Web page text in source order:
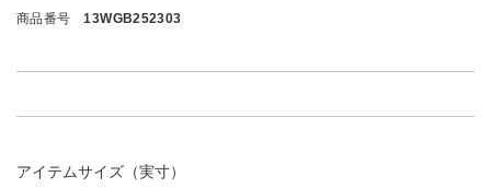
商品番号 13WGB252303
アイテムサイズ（実寸）